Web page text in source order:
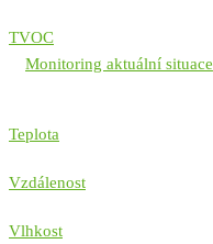
TVOC
Monitoring aktuální situace
Teplota
Vzdálenost
Vlhkost